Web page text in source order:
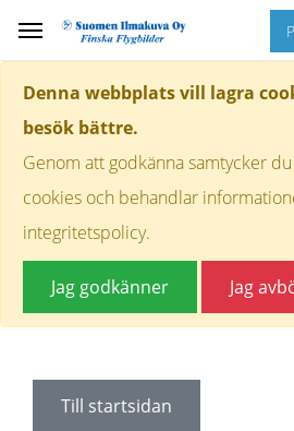
Denna webbplats vill lagra
besök bättre.
Genom att godkänna samtycker
cookies och behandlar
integritetspolicy.
Jag godkänner Jag
Till startsidan